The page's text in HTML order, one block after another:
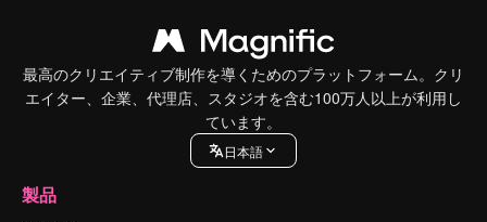
最高のクリエイティブ制作を導くためのプラットフォーム。クリ
エイター、企業、代理店、スタジオを含む100万人以上が利用し
ています。
日本語
製品